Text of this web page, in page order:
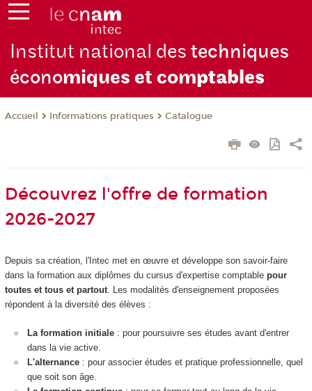
Institut national destechniques
économiques et comptables
Accueil Informations pratiques Catalogue
Découvrez l'offre de formation
2026-2027
Depuis sa création, l'Intec met en œuvre et développe son savoir-faire
dans la formation aux diplômes du cursus d'expertise comptable pour
toutes et tous et partout. Les modalités d'enseignement proposées
répondent à la diversité des élèves :
La formation initiale : pour poursuivre ses études avant d'entrer
dans la vie active.
L'alternance : pour associer études et pratique professionnelle, quel
que soit son âge.